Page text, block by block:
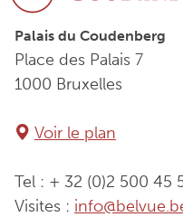
Palais du Coudenberg
Place des Palais 7
1000 Bruxelles
Voir le plan
Tel : + 32 (0)2 500 45
Visites :